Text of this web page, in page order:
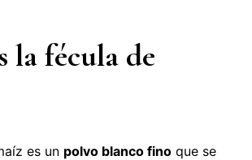
la fécula de
es un polvo blanco fino que se